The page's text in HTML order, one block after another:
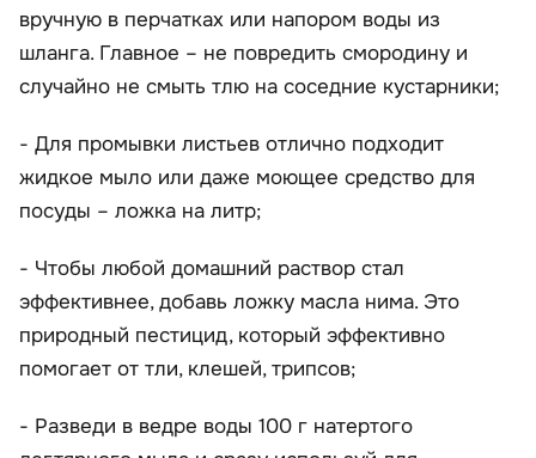
вручную в перчатках или напором воды из
шланга. Главное – не повредить смородину и
случайно не смыть тлю на соседние кустарники;
- Для промывки листьев отлично подходит
жидкое мыло или даже моющее средство для
посуды – ложка на литр;
- Чтобы любой домашний раствор стал
эффективнее, добавь ложку масла нима. Это
природный пестицид, который эффективно
помогает от тли, клешей, трипсов;
- Разведи в ведре воды 100 г натертого